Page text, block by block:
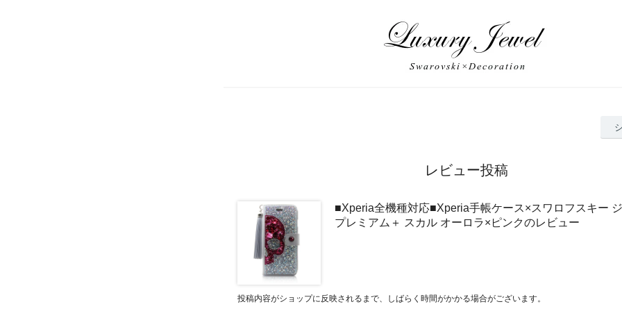
レビュー投稿
■Xperia全機種対応■Xperia手帳ケース×スワロフスキー
プレミアム＋ スカル オーロラ×ピンクのレビュー
投稿内容がショップに反映されるまで、しばらく時間がかかる場合がございます。